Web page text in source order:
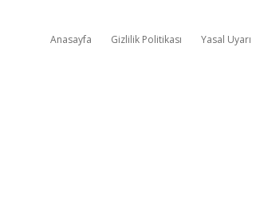
Anasayfa Gizlilik Politikası Yasal Uyarı